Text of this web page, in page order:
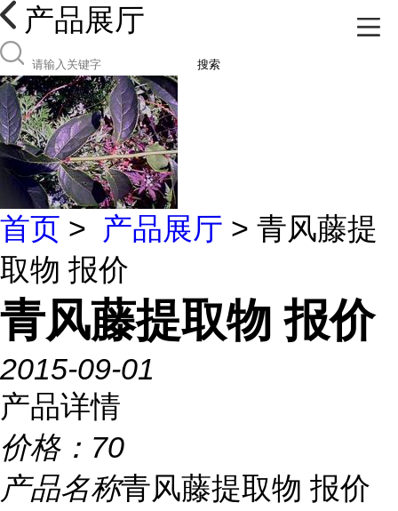
产品展厅
搜索
首页 > 产品展厅 > 青风藤提
取物 报价
青风藤提取物 报价
2015-09-01
产品详情
价格： 70
产品名称青风藤提取物 报价